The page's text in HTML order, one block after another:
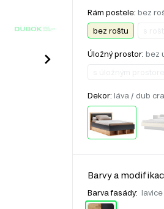
Rám postele: bez
bez roštu
Úložný prostor: bez
Dekor: láva / dub
Barvy a
Barva fasády: